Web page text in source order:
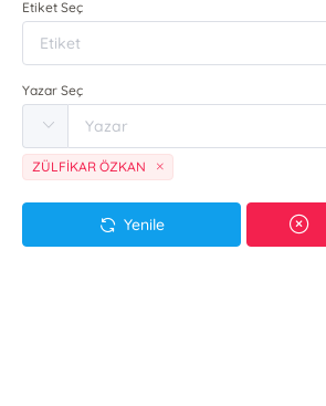
Etiket Seç
Yazar Seç
ZÜLFİKAR ÖZKAN
Yenile